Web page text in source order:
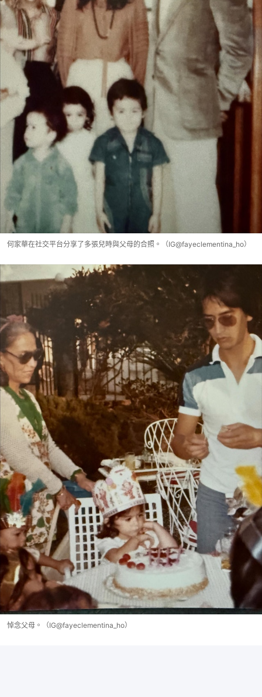
何家華在社交平台分享了多張兒時與父母的合照。（IG@fayeclementina_ho）
悼念父母。（IG@fayeclementina_ho）